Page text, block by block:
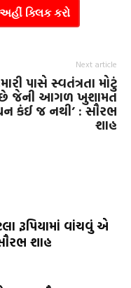
ક્લિક કરો
Next article
પાસે સ્વતંત્રતા મોટું
જેની આગળ ખુશામત
કંઈ જ નથી’ : સૌરભ
શાહ
રૂપિયામાં વાંચવું એ
શાહ